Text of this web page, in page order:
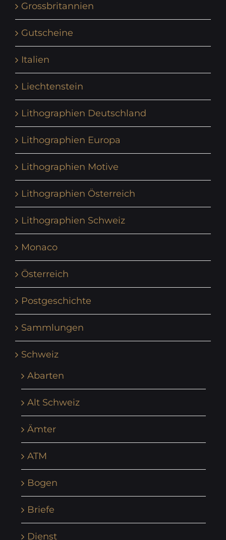
Grossbritannien
Gutscheine
Italien
Liechtenstein
Lithographien Deutschland
Lithographien Europa
Lithographien Motive
Lithographien Österreich
Lithographien Schweiz
Monaco
Österreich
Postgeschichte
Sammlungen
Schweiz
Abarten
Alt Schweiz
Ämter
ATM
Bogen
Briefe
Dienst